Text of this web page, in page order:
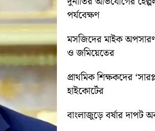
পর্যবেক্ষণ
মসজিদের মাইক
ও জমিয়েতের
প্রাথমিক শিক্ষকদের
হাইকোর্টের
বাংলাজুড়ে বর্ষার দাপট